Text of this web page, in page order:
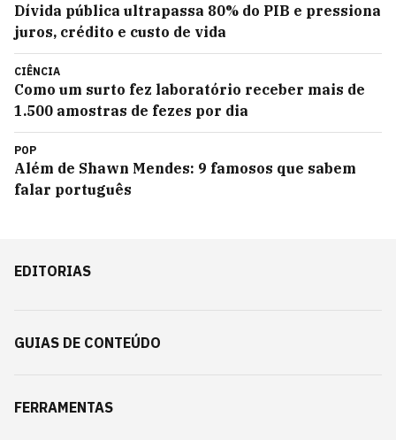
Dívida pública ultrapassa 80% do PIB e pressiona
juros, crédito e custo de vida
CIÊNCIA
Como um surto fez laboratório receber mais de
1.500 amostras de fezes por dia
POP
Além de Shawn Mendes: 9 famosos que sabem
falar português
EDITORIAS
GUIAS DE CONTEÚDO
FERRAMENTAS